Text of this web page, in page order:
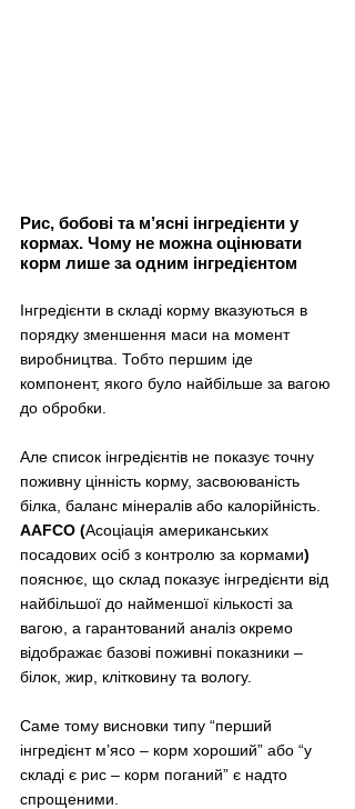
Рис, бобові та м’ясні інгредієнти у
кормах. Чому не можна оцінювати
корм лише за одним інгредієнтом
Інгредієнти в складі корму вказуються в
порядку зменшення маси на момент
виробництва. Тобто першим іде
компонент, якого було найбільше за вагою
до обробки.
Але список інгредієнтів не показує точну
поживну цінність корму, засвоюваність
білка, баланс мінералів або калорійність.
AAFCO (Асоціація американських
посадових осіб з контролю за кормами)
пояснює, що склад показує інгредієнти від
найбільшої до найменшої кількості за
вагою, а гарантований аналіз окремо
відображає базові поживні показники –
білок, жир, клітковину та вологу.
Саме тому висновки типу “перший
інгредієнт м’ясо – корм хороший” або “у
складі є рис – корм поганий” є надто
спрощеними.